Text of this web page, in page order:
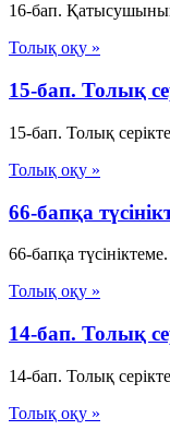
16-бап.
Толық оқу »
15-бап. Толық
15-бап. Толық
Толық оқу »
66-бапқа
66-бапқа
Толық оқу »
14-бап. Толық
14-бап. Толық
Толық оқу »